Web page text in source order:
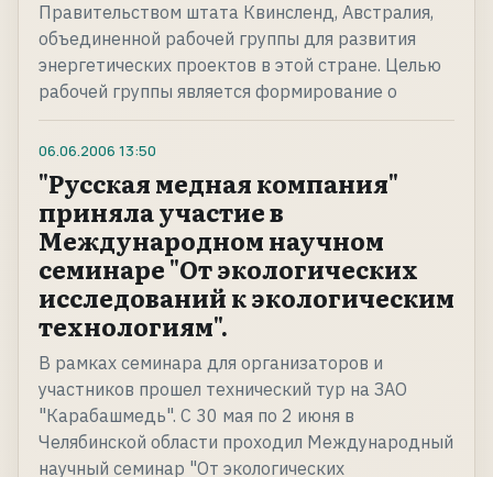
Правительством штата Квинсленд, Австралия,
объединенной рабочей группы для развития
энергетических проектов в этой стране. Целью
рабочей группы является формирование о
06.06.2006 13:50
"Русская медная компания"
приняла участие в
Международном научном
семинаре "От экологических
исследований к экологическим
технологиям".
В рамках семинара для организаторов и
участников прошел технический тур на ЗАО
"Карабашмедь". С 30 мая по 2 июня в
Челябинской области проходил Международный
научный семинар "От экологических